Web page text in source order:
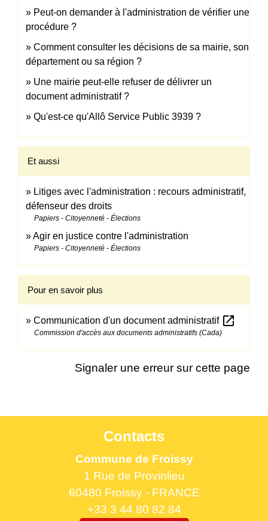
Peut-on demander à l'administration de vérifier une
procédure ?
Comment consulter les décisions de sa mairie, son
département ou sa région ?
Une mairie peut-elle refuser de délivrer un
document administratif ?
Qu'est-ce qu'Allô Service Public 3939 ?
Et aussi
Litiges avec l'administration : recours administratif,
défenseur des droits
Papiers - Citoyenneté - Élections
Agir en justice contre l'administration
Papiers - Citoyenneté - Élections
Pour en savoir plus
Communication d'un document administratif open_in_new
Commission d'accès aux documents administratifs (Cada)
Signaler une erreur sur cette page
Contacts
Commune de Froissy
1 Rue de Provinlieu
60480 Froissy - FRANCE
+33 3 44 80 82 84